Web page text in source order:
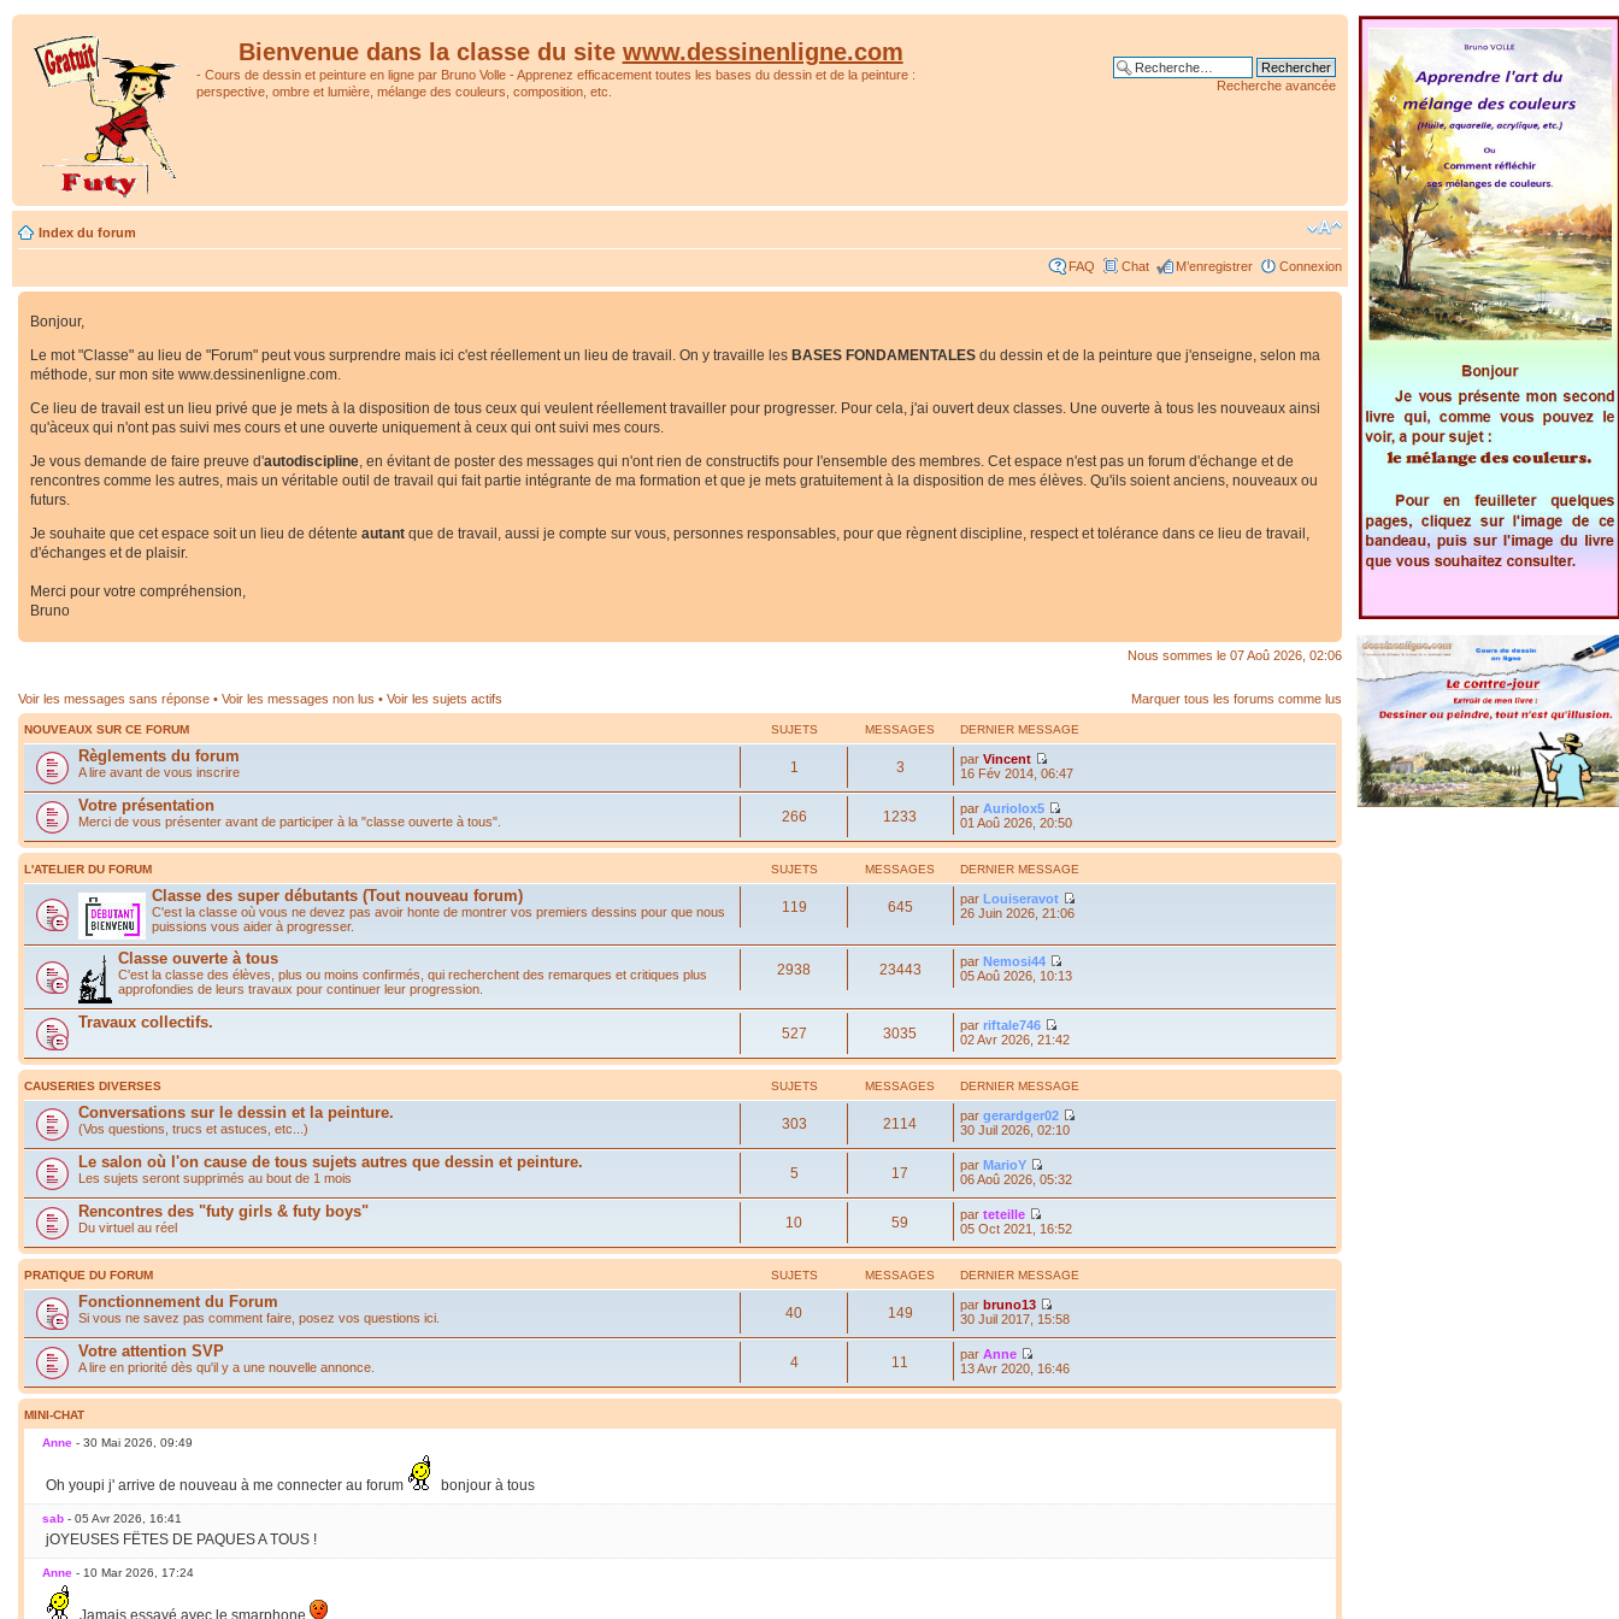
Bienvenue dans la classe du site www.dessinenligne.com
- Cours de dessin et peinture en ligne par Bruno Volle - Apprenez efficacement toutes les bases du dessin et de la peinture :
perspective, ombre et lumière, mélange des couleurs, composition, etc.
Recherche avancée
Index du forum
FAQ Chat M’enregistrer Connexion
Bonjour,
Le mot "Classe" au lieu de "Forum" peut vous surprendre mais ici c'est réellement un lieu de travail. On y travaille les BASES FONDAMENTALES du dessin et de la peinture que j'enseigne, selon ma
méthode, sur mon site www.dessinenligne.com.
Ce lieu de travail est un lieu privé que je mets à la disposition de tous ceux qui veulent réellement travailler pour progresser. Pour cela, j'ai ouvert deux classes. Une ouverte à tous les nouveaux ainsi
qu'àceux qui n'ont pas suivi mes cours et une ouverte uniquement à ceux qui ont suivi mes cours.
Je vous demande de faire preuve d'autodiscipline, en évitant de poster des messages qui n'ont rien de constructifs pour l'ensemble des membres. Cet espace n'est pas un forum d'échange et de
rencontres comme les autres, mais un véritable outil de travail qui fait partie intégrante de ma formation et que je mets gratuitement à la disposition de mes élèves. Qu'ils soient anciens, nouveaux ou
futurs.
Je souhaite que cet espace soit un lieu de détente autant que de travail, aussi je compte sur vous, personnes responsables, pour que règnent discipline, respect et tolérance dans ce lieu de travail,
d'échanges et de plaisir.
Merci pour votre compréhension,
Bruno
Nous sommes le 07 Aoû 2026, 02:06
Voir les messages sans réponse • Voir les messages non lus • Voir les sujets actifs Marquer tous les forums comme lus
NOUVEAUX SUR CE FORUM SUJETS MESSAGES DERNIER MESSAGE
Règlements du forum
A lire avant de vous inscrire 1 3 par Vincent
16 Fév 2014, 06:47
Votre présentation
Merci de vous présenter avant de participer à la "classe ouverte à tous". 266 1233 par Auriolox5
01 Aoû 2026, 20:50
L'ATELIER DU FORUM SUJETS MESSAGES DERNIER MESSAGE
Classe des super débutants (Tout nouveau forum)
C'est la classe où vous ne devez pas avoir honte de montrer vos premiers dessins pour que nous
puissions vous aider à progresser.
119 645 par Louiseravot
26 Juin 2026, 21:06
Classe ouverte à tous
C'est la classe des élèves, plus ou moins confirmés, qui recherchent des remarques et critiques plus
approfondies de leurs travaux pour continuer leur progression.
2938 23443 par Nemosi44
05 Aoû 2026, 10:13
Travaux collectifs.
527 3035 par riftale746
02 Avr 2026, 21:42
CAUSERIES DIVERSES SUJETS MESSAGES DERNIER MESSAGE
Conversations sur le dessin et la peinture.
(Vos questions, trucs et astuces, etc...) 303 2114 par gerardger02
30 Juil 2026, 02:10
Le salon où l'on cause de tous sujets autres que dessin et peinture.
Les sujets seront supprimés au bout de 1 mois 5 17 par MarioY
06 Aoû 2026, 05:32
Rencontres des "futy girls & futy boys"
Du virtuel au réel 10 59 par teteille
05 Oct 2021, 16:52
PRATIQUE DU FORUM SUJETS MESSAGES DERNIER MESSAGE
Fonctionnement du Forum
Si vous ne savez pas comment faire, posez vos questions ici. 40 149 par bruno13
30 Juil 2017, 15:58
Votre attention SVP
A lire en priorité dès qu'il y a une nouvelle annonce. 4 11 par Anne
13 Avr 2020, 16:46
MINI-CHAT
Anne - 30 Mai 2026, 09:49
Oh youpi j' arrive de nouveau à me connecter au forum bonjour à tous
sab - 05 Avr 2026, 16:41
jOYEUSES FËTES DE PAQUES A TOUS !
Anne - 10 Mar 2026, 17:24
Jamais essayé avec le smarphone